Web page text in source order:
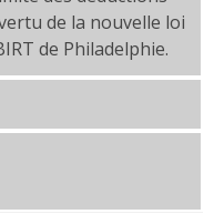
de la nouvelle loi
de Philadelphie.